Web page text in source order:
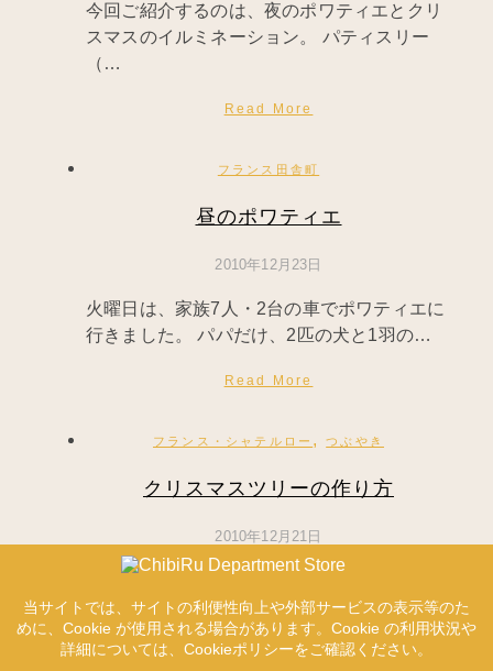
今回ご紹介するのは、夜のポワティエとクリ
スマスのイルミネーション。 パティスリー
（…
Read More
フランス田舎町
昼のポワティエ
2010年12月23日
火曜日は、家族7人・2台の車でポワティエに
行きました。 パパだけ、2匹の犬と1羽の…
Read More
フランス・シャテルロー ,つぶやき
クリスマスツリーの作り方
2010年12月21日
雨が一時上がった月曜日の午前中。 買い出し
に行っていたママンとクレール、 シャワー…
Read More